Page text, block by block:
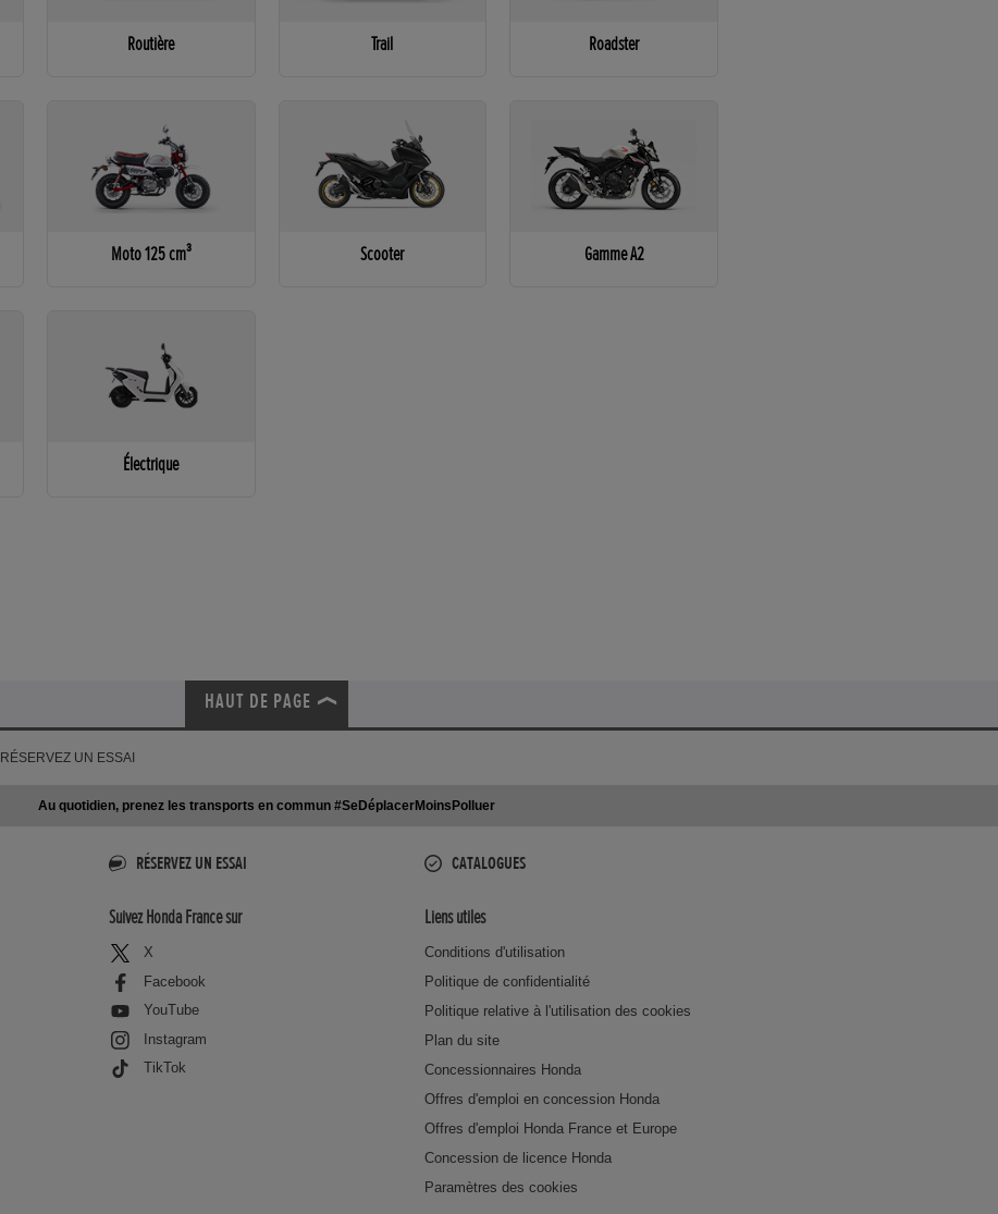
Routière Trail Roadster
Moto 125 cm³ Scooter Gamme A2
Électrique
HAUT DE PAGE
RÉSERVEZ UN ESSAI
Au quotidien, prenez les transports en commun #SeDéplacerMoinsPolluer
RÉSERVEZ UN ESSAI CATALOGUES
Suivez Honda France sur
X
Facebook
YouTube
Instagram
TikTok
Liens utiles
Conditions d'utilisation
Politique de confidentialité
Politique relative à l'utilisation des cookies
Plan du site
Concessionnaires Honda
Offres d'emploi en concession Honda
Offres d'emploi Honda France et Europe
Concession de licence Honda
Paramètres des cookies